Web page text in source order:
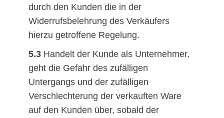
durch den Kunden die in der
Widerrufsbelehrung des Verkäufers
hierzu getroffene Regelung.
5.3Handelt der Kunde als Unternehmer,
geht die Gefahr des zufälligen
Untergangs und der zufälligen
Verschlechterung der verkauften Ware
auf den Kunden über, sobald der